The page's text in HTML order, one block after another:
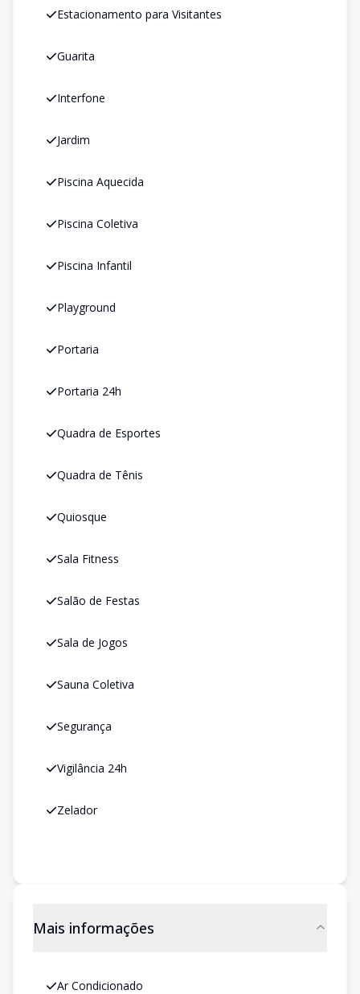
Estacionamento para Visitantes
Guarita
Interfone
Jardim
Piscina Aquecida
Piscina Coletiva
Piscina Infantil
Playground
Portaria
Portaria 24h
Quadra de Esportes
Quadra de Tênis
Quiosque
Sala Fitness
Salão de Festas
Sala de Jogos
Sauna Coletiva
Segurança
Vigilância 24h
Zelador
Mais informações
Ar Condicionado